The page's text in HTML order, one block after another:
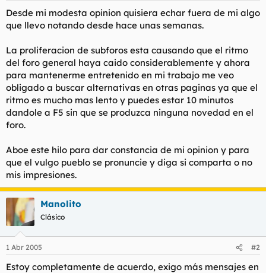
d
e
t
e
a
i
c
o
Desde mi modesta opinion quisiera echar fuera de mi algo
que llevo notando desde hace unas semanas.
La proliferacion de subforos esta causando que el ritmo
del foro general haya caido considerablemente y ahora
para mantenerme entretenido en mi trabajo me veo
obligado a buscar alternativas en otras paginas ya que el
ritmo es mucho mas lento y puedes estar 10 minutos
dandole a F5 sin que se produzca ninguna novedad en el
foro.
Aboe este hilo para dar constancia de mi opinion y para
que el vulgo pueblo se pronuncie y diga si comparta o no
mis impresiones.
Manolito
Clásico
1 Abr 2005 #2
Estoy completamente de acuerdo, exigo más mensajes en